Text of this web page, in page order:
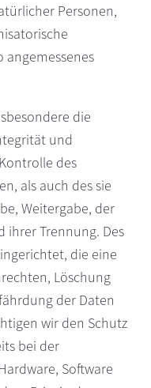
Personen,
angemessenes
die
und
des
als auch des sie
Weitergabe, der
ihrer Trennung. Des
die eine
Löschung
der Daten
wir den Schutz
bei der
Software